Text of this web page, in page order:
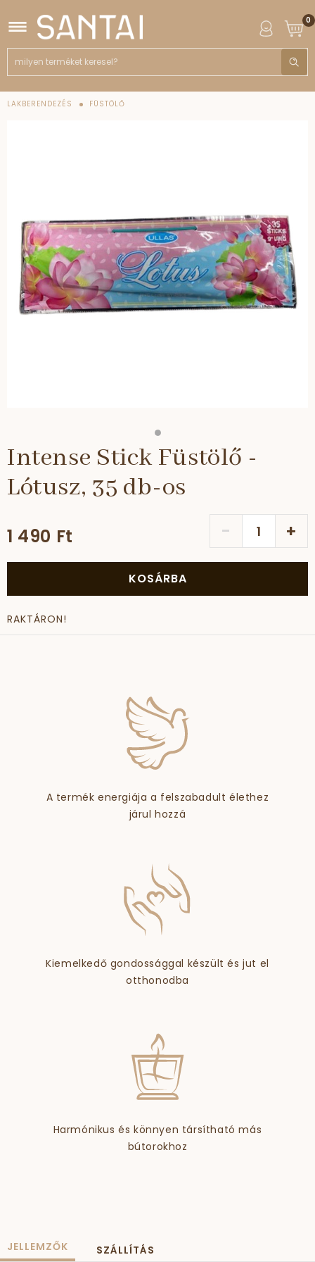
0
LAKBERENDEZÉS FÜSTÖLŐ
Intense Stick Füstölő -
Lótusz, 35 db-os
1 490 Ft - +
KOSÁRBA
RAKTÁRON!
A termék energiája a felszabadult élethez
járul hozzá
Kiemelkedő gondossággal készült és jut el
otthonodba
Harmónikus és könnyen társítható más
bútorokhoz
JELLEMZŐK SZÁLLÍTÁS